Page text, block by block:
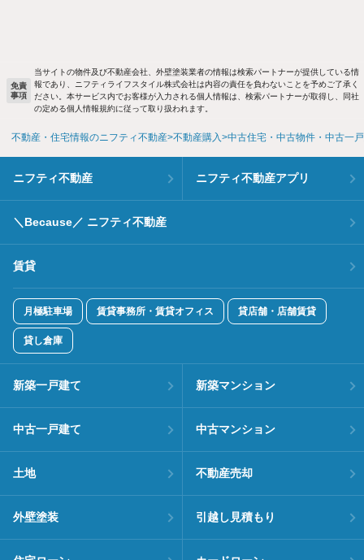
免責
事項
当サイトの物件及び不動産会社、外壁塗装業者の情報は検索パートナーが提供している情
報であり、ニフティライフスタイル株式会社は内容の責任を負わないことを予めご了承く
ださい。本サービス内でお客様が入力される個人情報は、検索パートナーが取得し、同社
の定める個人情報規約に従って取り扱われます。
不動産・住宅情報のニフティ不動産 不動産購入 中古住宅・中古物件・中古一
ニフティ不動産 ニフティ不動産アプリ
＼Because／ ニフティ不動産
賃貸
月極駐車場 賃貸事務所・賃貸オフィス 貸店舗・店舗賃貸
貸し倉庫
新築一戸建て 新築マンション
中古一戸建て 中古マンション
土地 不動産売却
外壁塗装 引越し見積もり